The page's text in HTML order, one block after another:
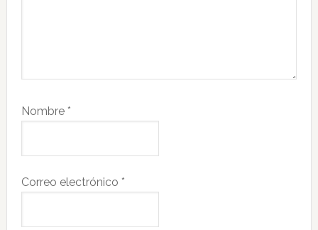
Nombre *
Correo electrónico *